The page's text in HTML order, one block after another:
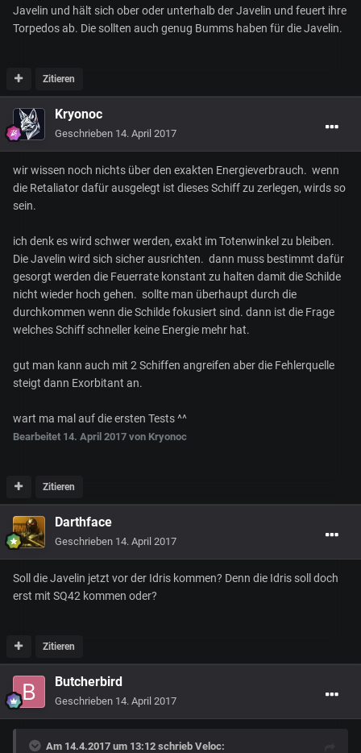
Javelin und hält sich ober oder unterhalb der Javelin und feuert ihre
Torpedos ab. Die sollten auch genug Bumms haben für die Javelin.
Zitieren
Kryonoc
Geschrieben 14. April 2017
wir wissen noch nichts über den exakten Energieverbrauch. wenn
die Retaliator dafür ausgelegt ist dieses Schiff zu zerlegen, wirds so
sein.
ich denk es wird schwer werden, exakt im Totenwinkel zu bleiben.
Die Javelin wird sich sicher ausrichten. dann muss bestimmt dafür
gesorgt werden die Feuerrate konstant zu halten damit die Schilde
nicht wieder hoch gehen. sollte man überhaupt durch die
durchkommen wenn die Schilde fokusiert sind. dann ist die Frage
welches Schiff schneller keine Energie mehr hat.
gut man kann auch mit 2 Schiffen angreifen aber die Fehlerquelle
steigt dann Exorbitant an.
wart ma mal auf die ersten Tests ^^
Bearbeitet 14. April 2017 von Kryonoc
Zitieren
Darthface
Geschrieben 14. April 2017
Soll die Javelin jetzt vor der Idris kommen? Denn die Idris soll doch
erst mit SQ42 kommen oder?
Zitieren
Butcherbird
Geschrieben 14. April 2017
Am 14.4.2017 um 13:12 schrieb Veloc: